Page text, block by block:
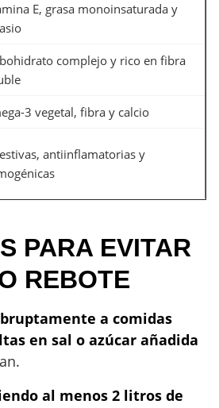
E, grasa monoinsaturada y
complejo y rico en fibra
3 vegetal, fibra y calcio
antiinflamatorias y
PARA EVITAR
REBOTE
a comidas
en sal o azúcar añadida
al menos 2 litros de